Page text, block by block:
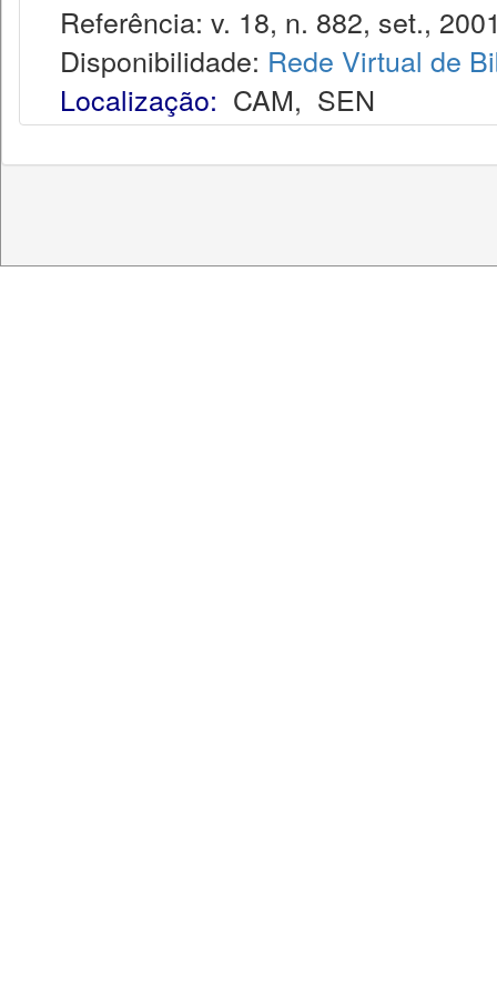
Referência: v. 18, n. 882, set.,
Disponibilidade: Rede Virtual de
Localização: CAM, SEN